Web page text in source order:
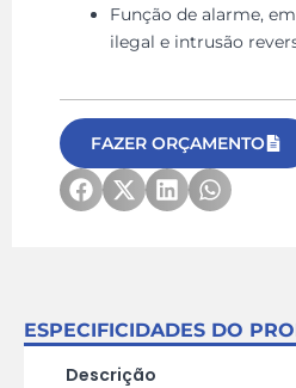
Função de alarme,
ilegal e intrusão
FAZER ORÇAMENTO
ESPECIFICIDADES DO
Descrição